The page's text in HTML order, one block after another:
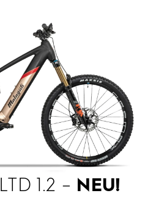
LTD 1.2 – NEU!